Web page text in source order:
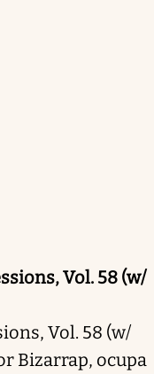
Vol. 58 (w/
Vol. 58 (w/
Bizarrap, ocupa